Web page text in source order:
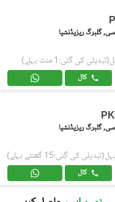
گلبرگ ریزیڈنشیا
(تبدیلی کی گئی:1 منٹ پہلے)
کال
گلبرگ ریزیڈنشیا
(تبدیلی کی گئی:15 گھنٹے پہلے)
کال